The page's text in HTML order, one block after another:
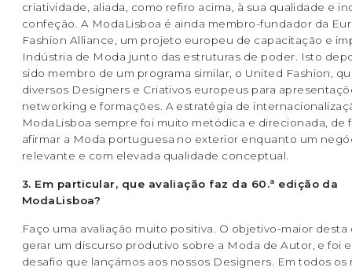
criatividade, aliada, como refiro acima, à sua qualidade e
confeção. A ModaLisboa é ainda membro-fundador da
Fashion Alliance, um projeto europeu de capacitação e
Indústria de Moda junto das estruturas de poder. Isto
sido membro de um programa similar, o United Fashion,
diversos Designers e Criativos europeus para
networking e formações. A estratégia de
ModaLisboa sempre foi muito metódica e direcionada, de
afirmar a Moda portuguesa no exterior enquanto um
relevante e com elevada qualidade conceptual.
3. Em particular, que avaliação faz da 60.ª edição da
ModaLisboa?
Faço uma avaliação muito positiva. O objetivo-maior desta
gerar um discurso produtivo sobre a Moda de Autor, e foi
desafio que lançámos aos nossos Designers. Em todos